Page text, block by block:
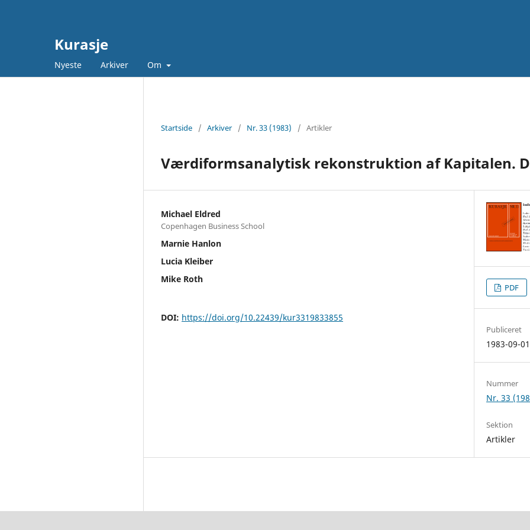
Kurasje
Nyeste Arkiver Om
Startside / Arkiver / Nr. 33 (1983) / Artikler
Værdiformsanalytisk rekonstruktion af Kapitalen.
Michael Eldred
Copenhagen Business School
Marnie Hanlon
Lucia Kleiber
Mike Roth
DOI: https://doi.org/10.22439/kur3319833855
PDF
Publiceret
1983-09-01
Nummer
Nr. 33
Sektion
Artikler